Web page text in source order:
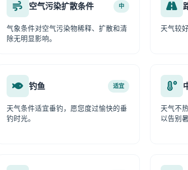
空气污染扩散条件 中
气象条件对空气污染物稀释、扩散和清
除无明显影响。
天气较
钓鱼 适宜
天气条件适宜垂钓，愿您度过愉快的垂
钓时光。
天气不
以告别